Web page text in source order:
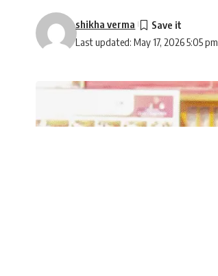
Last updated: May 17, 2026 5:05 pm
shikha verma